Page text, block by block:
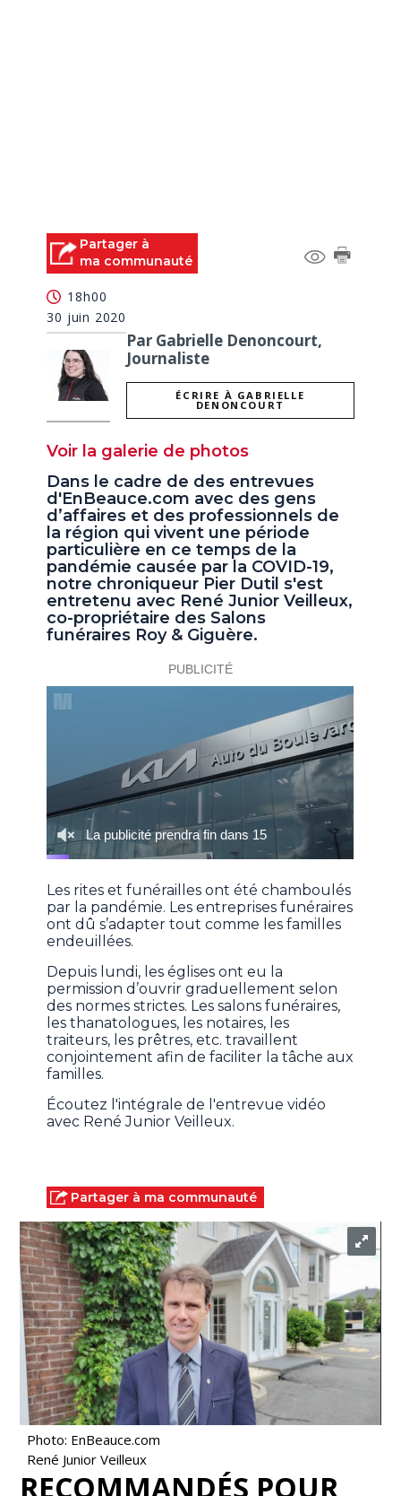
Partager à
ma communauté
18h00
30 juin 2020
Par Gabrielle Denoncourt,
Journaliste
ÉCRIRE À GABRIELLE
DENONCOURT
Voir la galerie de photos
Dans le cadre de des entrevues
d'EnBeauce.com avec des gens
d’affaires et des professionnels de
la région qui vivent une période
particulière en ce temps de la
pandémie causée par la COVID-19,
notre chroniqueur Pier Dutil s'est
entretenu avec René Junior Veilleux,
co-propriétaire des Salons
funéraires Roy & Giguère.
Les rites et funérailles ont été chamboulés
par la pandémie. Les entreprises funéraires
ont dû s’adapter tout comme les familles
endeuillées.
Depuis lundi, les églises ont eu la
permission d’ouvrir graduellement selon
des normes strictes. Les salons funéraires,
les thanatologues, les notaires, les
traiteurs, les prêtres, etc. travaillent
conjointement afin de faciliter la tâche aux
familles.
Écoutez l'intégrale de l'entrevue vidéo
avec René Junior Veilleux.
Partager à ma communauté
Photo: EnBeauce.com
René Junior Veilleux
RECOMMANDÉS POUR